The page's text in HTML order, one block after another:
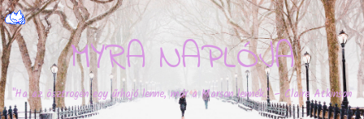
MYRA NAPLÓJA
"Ha az ösztrogén egy űrhajó lenne, már a Marson lennék." – Claire Atkinson